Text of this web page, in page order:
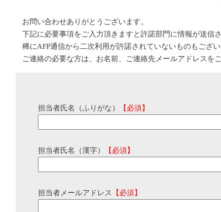
お問い合わせありがとうございます。
下記に必要事項をご入力頂きますと許諾部門に情報が送信
稀にAFP通信から二次利用が許諾されていないものもござ
ご連絡の必要な方は、お名前、ご連絡先メールアドレスを
担当者氏名（ふりがな） 【必須】
担当者氏名（漢字） 【必須】
担当者メールアドレス 【必須】